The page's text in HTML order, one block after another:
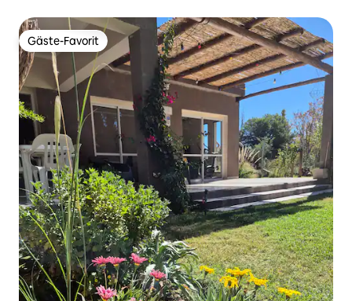
Gäste-Favorit
Gäste-Favorit